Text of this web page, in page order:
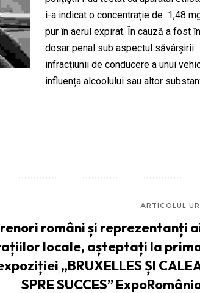
i-a indicat o concentrație de 1,48
pur în aerul expirat. În cauză a fost
dosar penal sub aspectul săvârșirii
infracțiunii de conducere a unui
influența alcoolului sau altor
ARTICOLUL
români și reprezentanți
locale, așteptați la
„BRUXELLES ȘI
SPRE SUCCES”